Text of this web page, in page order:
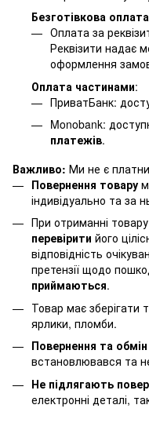
Безготівкова оплата
Оплата за
Реквізити надає
оформлення
Оплата частинами:
ПриватБанк:
Monobank:
платежів.
Важливо: Ми не є
Повернення товару
індивідуально та за
При отриманні
перевірити його
відповідність
претензії щодо
приймаються.
Товар має зберігати
ярлики, пломби.
Повернення та обмін
встановлювався та
Не підлягають
електронні деталі,